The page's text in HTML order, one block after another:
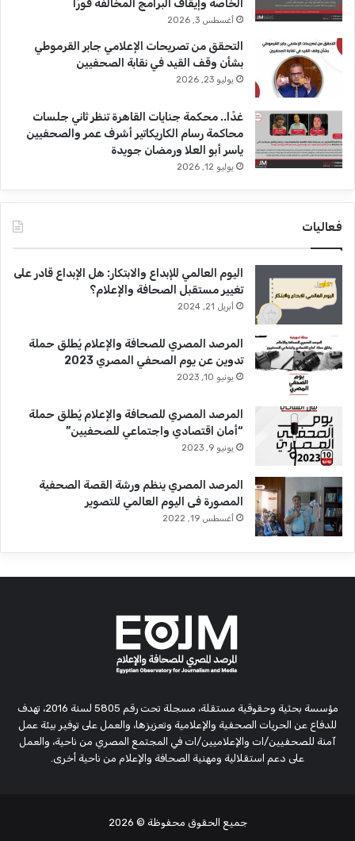
الخاصة وإيقاف البرامج المخالفة فورًا
أغسطس 3, 2026
التحقق من تصريحات الإعلامي جابر القرموطي
بشأن وقف القيد في نقابة الصحفيين
يوليو 23, 2026
غدًا.. محكمة جنايات القاهرة تنظر ثاني جلسات
محاكمة رسام الكاريكاتير أشرف عمر والصحفيين
ياسر أبو العلا ورمضان جويدة
يوليو 12, 2026
فعاليات
اليوم العالمي للإبداع والابتكار: هل الإبداع قادر على
تغيير مستقبل الصحافة والإعلام؟
أبريل 21, 2024
المرصد المصري للصحافة والإعلام يُطلق حملة
تدوين عن يوم الصحفي المصري 2023
يونيو 10, 2023
المرصد المصري للصحافة والإعلام يُطلق حملة
“أمان اقتصادي واجتماعي للصحفيين”
يونيو 9, 2023
المرصد المصري ينظم ورشة القصة الصحفية
المصورة فى اليوم العالمي للتصوير
أغسطس 19, 2022
مؤسسة بحثية وحقوقية مستقلة، مسجلة تحت رقم 5805 لسنة 2016، تهدف
للدفاع عن الحريات الصحفية والإعلامية وتعزيزها، والعمل على توفير بيئة عمل
آمنة للصحفيين/ات والإعلاميين/ات في المجتمع المصري من ناحية، والعمل
على دعم استقلالية ومهنية الصحافة والإعلام من ناحية أخرى.
جميع الحقوق محفوظة © 2026